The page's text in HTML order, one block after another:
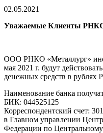
02.05.2021
Уважаемые Клиенты
ООО РНКО «Металлург»
мая 2021 г. будут
денежных средств в рублях
Наименование банка
БИК: 044525125
Корреспондентский счет:
в Главном управлении
Федерации по